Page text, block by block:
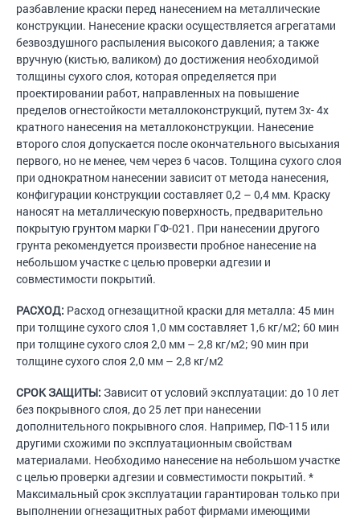
разбавление краски перед нанесением на металлические
конструкции. Нанесение краски осуществляется агрегатами
безвоздушного распыления высокого давления; а также
вручную (кистью, валиком) до достижения необходимой
толщины сухого слоя, которая определяется при
проектировании работ, направленных на повышение
пределов огнестойкости металлоконструкций, путем 3х- 4х
кратного нанесения на металлоконструкции. Нанесение
второго слоя допускается после окончательного высыхания
первого, но не менее, чем через 6 часов. Толщина сухого слоя
при однократном нанесении зависит от метода нанесения,
конфигурации конструкции составляет 0,2 – 0,4 мм. Краску
наносят на металлическую поверхность, предварительно
покрытую грунтом марки ГФ-021. При нанесении другого
грунта рекомендуется произвести пробное нанесение на
небольшом участке с целью проверки адгезии и
совместимости покрытий.
РАСХОД: Расход огнезащитной краски для металла: 45 мин
при толщине сухого слоя 1,0 мм составляет 1,6 кг/м2; 60 мин
при толщине сухого слоя 2,0 мм – 2,8 кг/м2; 90 мин при
толщине сухого слоя 2,0 мм – 2,8 кг/м2
СРОК ЗАЩИТЫ: Зависит от условий эксплуатации: до 10 лет
без покрывного слоя, до 25 лет при нанесении
дополнительного покрывного слоя. Например, ПФ-115 или
другими схожими по эксплуатационным свойствам
материалами. Необходимо нанесение на небольшом участке
с целью проверки адгезии и совместимости покрытий. *
Максимальный срок эксплуатации гарантирован только при
выполнении огнезащитных работ фирмами имеющими